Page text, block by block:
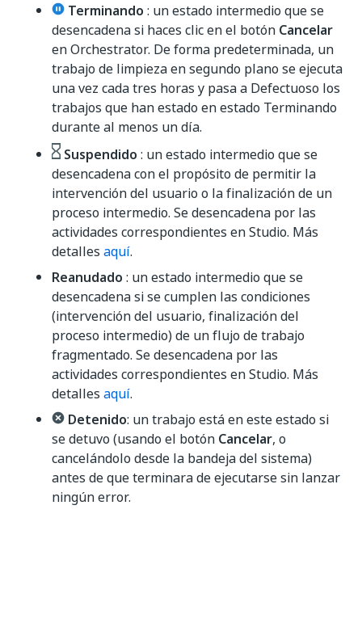
Terminando : un estado intermedio que se
desencadena si haces clic en el botón Cancelar
en Orchestrator. De forma predeterminada, un
trabajo de limpieza en segundo plano se ejecuta
una vez cada tres horas y pasa a Defectuoso los
trabajos que han estado en estado Terminando
durante al menos un día.
Suspendido : un estado intermedio que se
desencadena con el propósito de permitir la
intervención del usuario o la finalización de un
proceso intermedio. Se desencadena por las
actividades correspondientes en Studio. Más
detalles aquí.
Reanudado : un estado intermedio que se
desencadena si se cumplen las condiciones
(intervención del usuario, finalización del
proceso intermedio) de un flujo de trabajo
fragmentado. Se desencadena por las
actividades correspondientes en Studio. Más
detalles aquí.
Detenido: un trabajo está en este estado si
se detuvo (usando el botón Cancelar, o
cancelándolo desde la bandeja del sistema)
antes de que terminara de ejecutarse sin lanzar
ningún error.